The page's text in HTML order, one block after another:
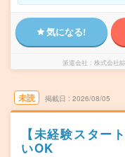
気になる!
派遣会社 株式会社
未読 掲載日 2026/08/05
【未経験スター
いOK